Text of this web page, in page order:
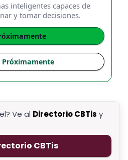
inteligentes capaces de
y tomar decisiones.
Próximamente
Ve al Directorio CBTis y
CBTis